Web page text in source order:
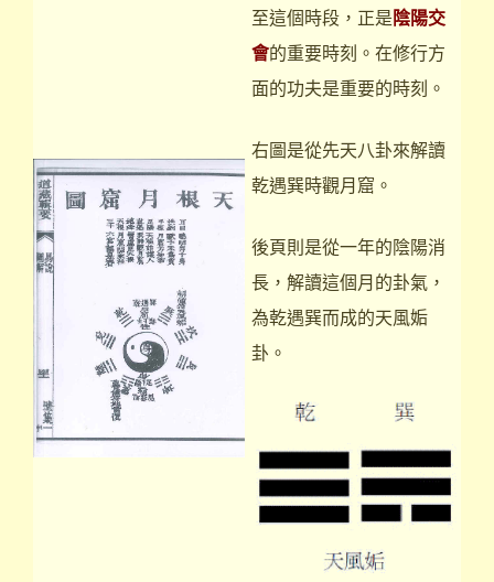
至這個時段，正是陰陽交
會的重要時刻。在修行方
面的功夫是重要的時刻。
右圖是從先天八卦來解讀
乾遇巽時觀月窟。
後頁則是從一年的陰陽消
長，解讀這個月的卦氣，
為乾遇巽而成的天風姤
卦。